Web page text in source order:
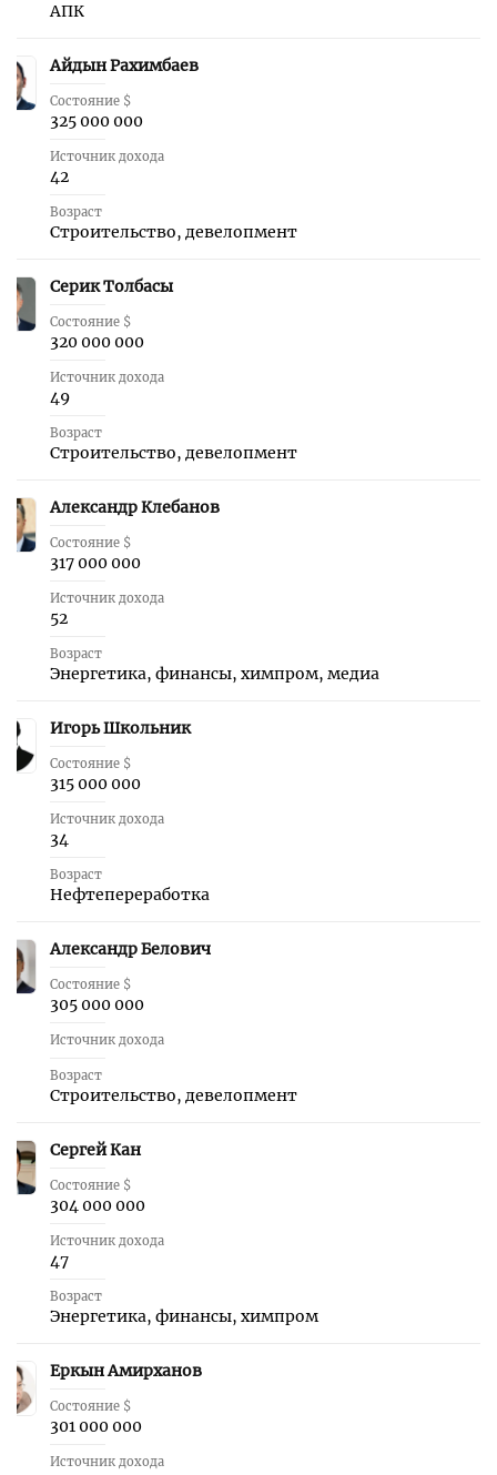
АПК
20 Айдын Рахимбаев
Состояние $
325 000 000
Источник дохода
42
Возраст
Строительство, девелопмент
21 Серик Толбасы
Состояние $
320 000 000
Источник дохода
49
Возраст
Строительство, девелопмент
22 Александр Клебанов
Состояние $
317 000 000
Источник дохода
52
Возраст
Энергетика, финансы, химпром, медиа
23 Игорь Школьник
Состояние $
315 000 000
Источник дохода
34
Возраст
Нефтепереработка
24 Александр Белович
Состояние $
305 000 000
Источник дохода
Возраст
Строительство, девелопмент
25 Сергей Кан
Состояние $
304 000 000
Источник дохода
47
Возраст
Энергетика, финансы, химпром
26 Еркын Амирханов
Состояние $
301 000 000
Источник дохода